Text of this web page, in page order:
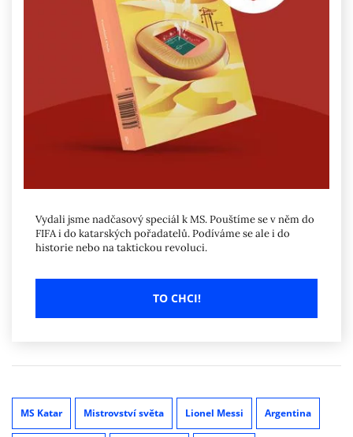
Vydali jsme nadčasový speciál k MS. Pouštíme se v něm do
FIFA i do katarských pořadatelů. Podíváme se ale i do
historie nebo na taktickou revoluci.
TO CHCI!
MS Katar Mistrovství světa Lionel Messi Argentina